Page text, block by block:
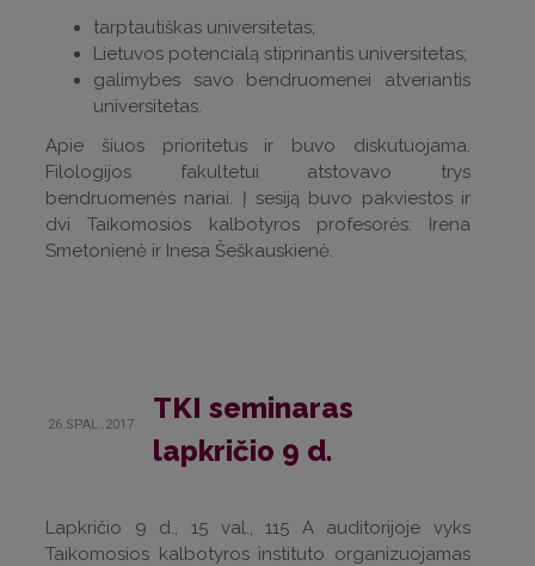
tarptautiškas universitetas;
Lietuvos potencialą stiprinantis universitetas;
galimybes savo bendruomenei atveriantis
universitetas.
Apie šiuos prioritetus ir buvo diskutuojama.
Filologijos fakultetui atstovavo trys
bendruomenės nariai. Į sesiją buvo pakviestos ir
dvi Taikomosios kalbotyros profesorės: Irena
Smetonienė ir Inesa Šeškauskienė.
26.SPAL..2017
TKI seminaras
lapkričio 9 d.
Lapkričio 9 d., 15 val., 115 A auditorijoje vyks
Taikomosios kalbotyros instituto organizuojamas